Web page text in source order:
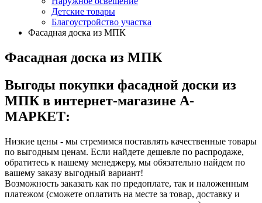
Детские товары
Благоустройство участка
Фасадная доска из МПК
Фасадная доска из МПК
Выгоды покупки фасадной доски из
МПК в интернет-магазине А-
МАРКЕТ:
Низкие цены - мы стремимся поставлять качественные товары
по выгодным ценам. Если найдете дешевле по распродаже,
обратитесь к нашему менеджеру, мы обязательно найдем по
вашему заказу выгодный вариант!
Возможность заказать как по предоплате, так и наложенным
платежом (сможете оплатить на месте за товар, доставку и